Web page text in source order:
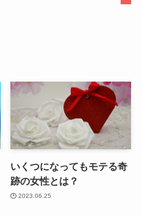
いくつになってもモテる奇
跡の女性とは？
2023.06.25